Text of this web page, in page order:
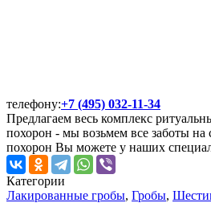
телефону:+7 (495) 032-11-34
Предлагаем весь комплекс
похорон - мы возьмем все заботы на
похорон Вы можете у наших
Категории
Лакированные гробы, Гробы,